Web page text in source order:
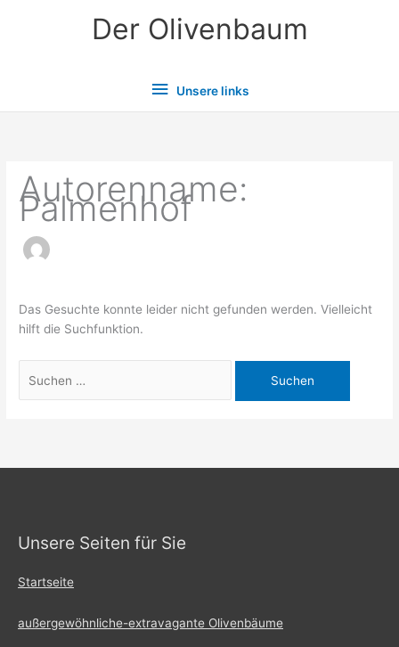
Der Olivenbaum
Unsere
Unsere links
Autorenname:
Palmenhof
Das Gesuchte konnte leider nicht gefunden werden. Vielleicht
hilft die Suchfunktion.
nach:
Unsere Seiten für Sie
Startseite
außergewöhnliche-extravagante Olivenbäume